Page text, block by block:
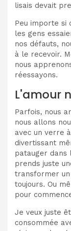
lisais devait
Peu importe si
les gens
nos défauts,
à le recevoir.
nous
réessayons.
L'amour
Parfois, nous
nous allons
avec un verre
divertissant
patauger dans
prends juste
transformer
toujours. Ou
pour
Je veux juste
consommée